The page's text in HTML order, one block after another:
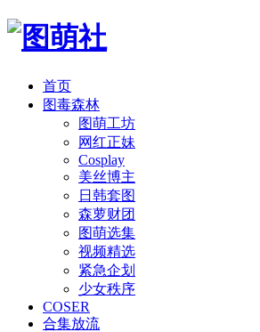
首页
图毒森林
图萌工坊
网红正妹
Cosplay
美丝博主
日韩套图
森萝财团
图萌选集
视频精选
紧急企划
少女秩序
COSER
合集放流